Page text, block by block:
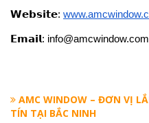
𝗪𝗲𝗯𝘀𝗶𝘁𝗲:
𝗘𝗺𝗮𝗶𝗹: info@amcwindow.com
AMC WINDOW – ĐƠN VỊ
TÍN TẠI BẮC NINH